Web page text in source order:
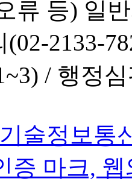
류 등) 일
2133-
/ 행정심